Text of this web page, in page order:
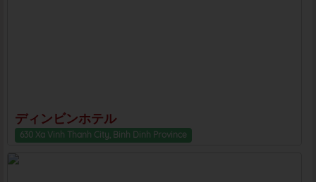
ディンビンホテル
630 Xa Vinh Thanh City, Binh Dinh Province